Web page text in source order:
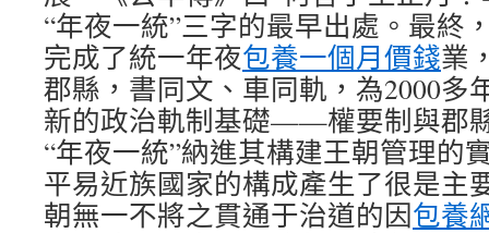
“年夜一統”三字的最早出處。最終
完成了統一年夜包養一個月價錢業
郡縣，書同文、車同軌，為2000多
新的政治軌制基礎——權要制與郡
“年夜一統”納進其構建王朝管理的
平易近族國家的構成產生了很是主
朝無一不將之貫通于治道的因包養